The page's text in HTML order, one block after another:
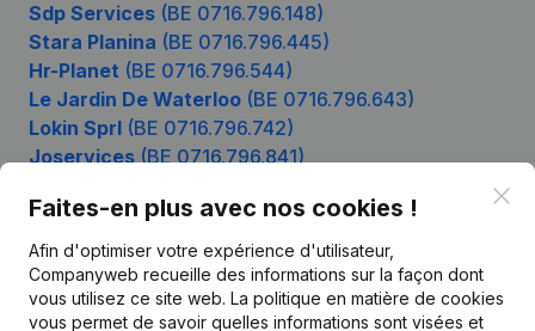
Sdp Services (BE 0716.796.148)
Stara Planina (BE 0716.796.445)
Hr-Planet (BE 0716.796.544)
Le Jardin De Waterloo (BE 0716.796.643)
Lokin Sprl (BE 0716.796.742)
Joservices(BE 0716.796.841)
Faites-en plus avec nos cookies !
Afin d'optimiser votre expérience d'utilisateur,
Companyweb recueille des informations sur la façon dont
vous utilisez ce site web. La politique en matière de cookies
vous permet de savoir quelles informations sont visées et
Produit
Informations d’entreprise